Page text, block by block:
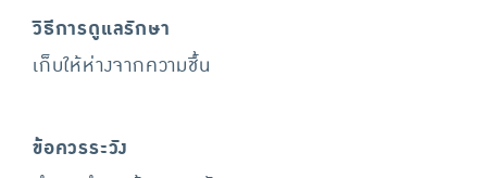
วิธีการดูแลรักษา
เก็บให้ห่างจากความชื้น
ข้อควรระวัง